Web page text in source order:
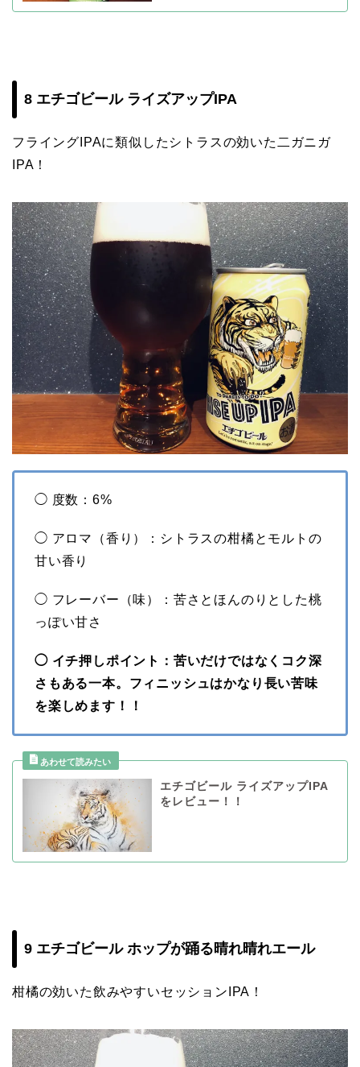
8 エチゴビール ライズアップIPA
フライングIPAに類似したシトラスの効いた二ガニガ
IPA！
◯ 度数：6%
◯ アロマ（香り）：シトラスの柑橘とモルトの
甘い香り
◯ フレーバー（味）：苦さとほんのりとした桃
っぽい甘さ
◯ イチ押しポイント：苦いだけではなくコク深
さもある一本。フィニッシュはかなり長い苦味
を楽しめます！！
エチゴビール ライズアップIPA
をレビュー！！
9 エチゴビール ホップが踊る晴れ晴れエール
柑橘の効いた飲みやすいセッションIPA！